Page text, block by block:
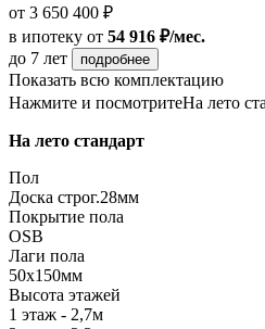
от 3 650 400 ₽
в ипотеку от 54 916 ₽/мес.
до 7 лет
подробнее
Показать всю комплектацию
Нажмите и посмотритеНа лето
На лето стандарт
Пол
Доска строг.28мм
Покрытие пола
OSB
Лаги пола
50х150мм
Высота этажей
1 этаж - 2,7м